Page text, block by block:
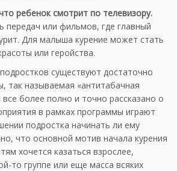
ребенок смотрит по телевизору.
передач или фильмов, где главный
Для малыша курение может стать
или геройства.
существуют достаточно
так называемая «антитабачная
более полно и точно рассказано о
в рамках программы играют
подростка начинать ли ему
что основной мотив начала курения
хочется казаться взрослее,
то группе или еще масса всяких